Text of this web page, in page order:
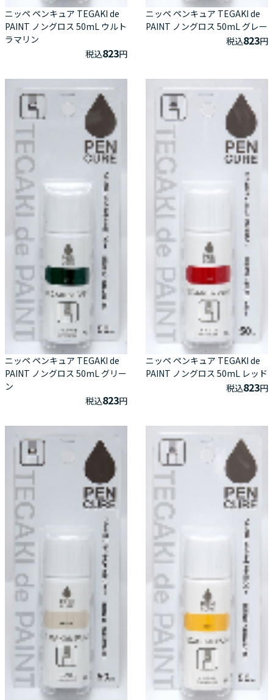
ニッペ ペンキュア TEGAKI de
PAINT ノングロス 50mL ウルト
ラマリン
税込823円
ニッペ ペンキュア TEGAKI de
PAINT ノングロス 50mL グレー
税込823円
ニッペ ペンキュア TEGAKI de
PAINT ノングロス 50mL グリー
ン
税込823円
ニッペ ペンキュア TEGAKI de
PAINT ノングロス 50mL レッド
税込823円